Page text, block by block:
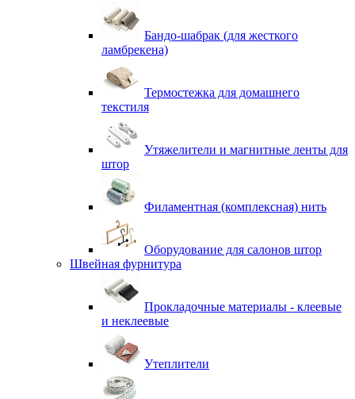
Бандо-шабрак (для жесткого
ламбрекена)
Термостежка для домашнего
текстиля
Утяжелители и магнитные ленты для
штор
Филаментная (комплексная) нить
Оборудование для салонов штор
Швейная фурнитура
Прокладочные материалы - клеевые
и неклеевые
Утеплители